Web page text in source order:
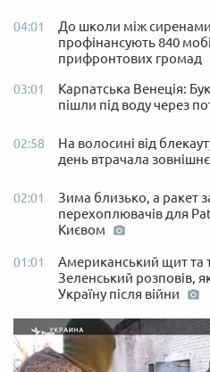
04:01
До школи між
профінансують 840
прифронтових громад
03:01
Карпатська Венеція:
пішли під воду через
02:58
На волосині від
день втрачала
02:01
Зима близько, а ракет
перехоплювачів для
Києвом
01:01
Американський щит та
Зеленський розповів,
Україну після війни